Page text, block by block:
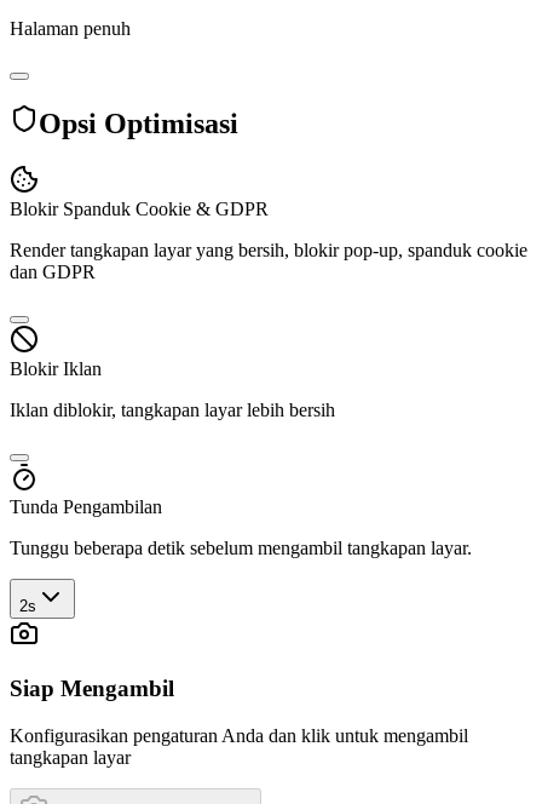
Halaman penuh
Opsi Optimisasi
Blokir Spanduk Cookie & GDPR
Render tangkapan layar yang bersih, blokir pop-up, spanduk cookie
dan GDPR
Blokir Iklan
Iklan diblokir, tangkapan layar lebih bersih
Tunda Pengambilan
Tunggu beberapa detik sebelum mengambil tangkapan layar.
2s
Siap Mengambil
Konfigurasikan pengaturan Anda dan klik untuk mengambil
tangkapan layar